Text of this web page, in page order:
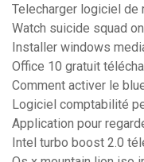
Telecharger logiciel de
Watch suicide squad
Installer windows
Office 10 gratuit
Comment activer le
Logiciel comptabilité
Application pour
Intel turbo boost 2.0